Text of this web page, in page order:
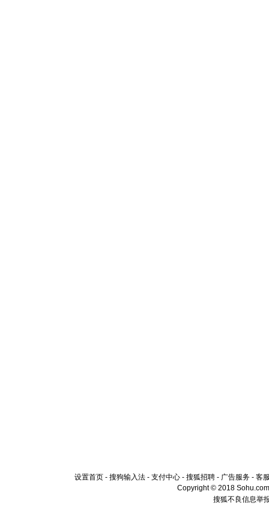
设置首页 - 搜狗输入法 - 支付中心 - 搜狐招聘 - 广告服务 - 客
Copyright © 2018
搜狐不良信息举